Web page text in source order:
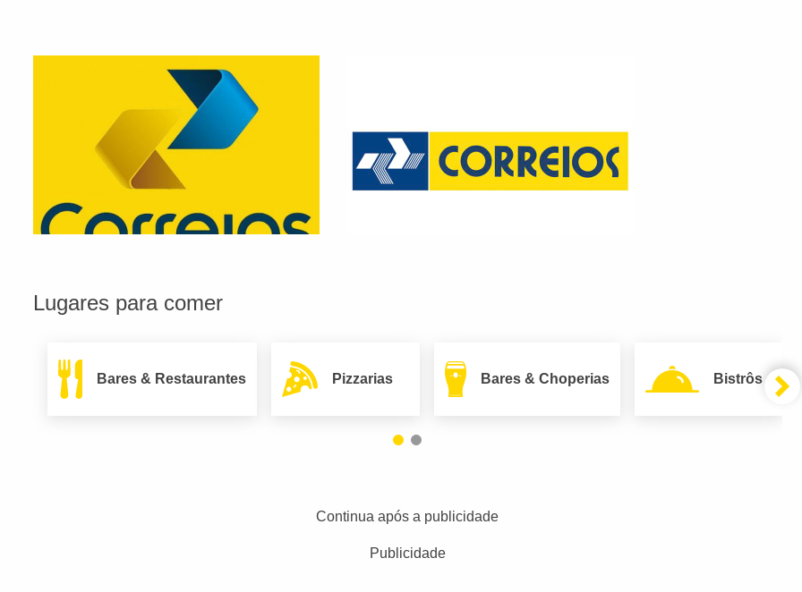
Lugares para comer
Bares & Restaurantes Pizzarias Bares & Choperias Bistrôs
Continua após a publicidade
Publicidade